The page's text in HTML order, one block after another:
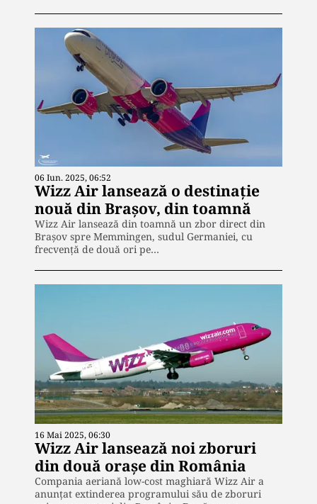
06 Iun. 2025, 06:52
Wizz Air lansează o destinație
nouă din Brașov, din toamnă
Wizz Air lansează din toamnă un zbor direct din
Brașov spre Memmingen, sudul Germaniei, cu
frecvență de două ori pe…
16 Mai 2025, 06:30
Wizz Air lansează noi zboruri
din două orașe din România
Compania aeriană low-cost maghiară Wizz Air a
anunțat extinderea programului său de zboruri